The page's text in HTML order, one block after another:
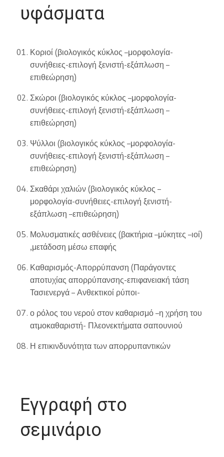
υφάσματα
Κοριοί (βιολογικός κύκλος –μορφολογία-
συνήθειες-επιλογή ξενιστή-εξάπλωση –
επιθεώρηση)
Σκώροι (βιολογικός κύκλος –μορφολογία-
συνήθειες-επιλογή ξενιστή-εξάπλωση –
επιθεώρηση)
Ψύλλοι (βιολογικός κύκλος –μορφολογία-
συνήθειες-επιλογή ξενιστή-εξάπλωση –
επιθεώρηση)
Σκαθάρι χαλιών (βιολογικός κύκλος –
μορφολογία-συνήθειες-επιλογή ξενιστή-
εξάπλωση –επιθεώρηση)
Μολυσματικές ασθένειες (βακτήρια –μύκητες –ιοί)
,μετάδοση μέσω επαφής
Καθαρισμός-Απορρύπανση (Παράγοντες
αποτυχίας απορρύπανσης-επιφανειακή τάση
Τασιενεργά – Ανθεκτικοί ρύποι-
ο ρόλος του νερού στον καθαρισμό –η χρήση του
ατμοκαθαριστή- Πλεονεκτήματα σαπουνιού
Η επικινδυνότητα των απορρυπαντικών
Εγγραφή στο
σεμινάριο